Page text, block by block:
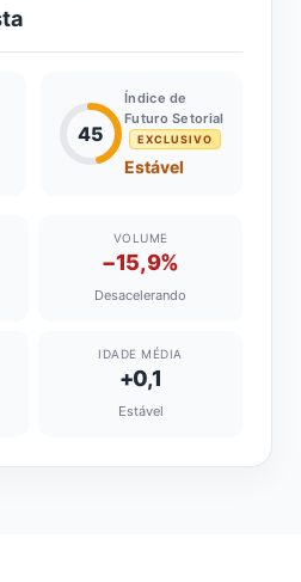
45
Índice de
Futuro Setorial
EXCLUSIVO
Estável
VOLUME
−15,9%
Desacelerando
IDADE MÉDIA
+0,1
Estável